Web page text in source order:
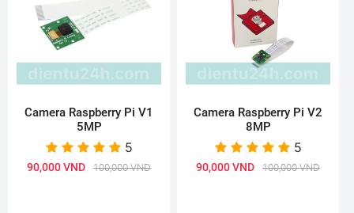
Camera Raspberry Pi V1
5MP
5
90,000 VND 100,000 VND
Camera Raspberry Pi V2
8MP
5
90,000 VND 100,000 VND